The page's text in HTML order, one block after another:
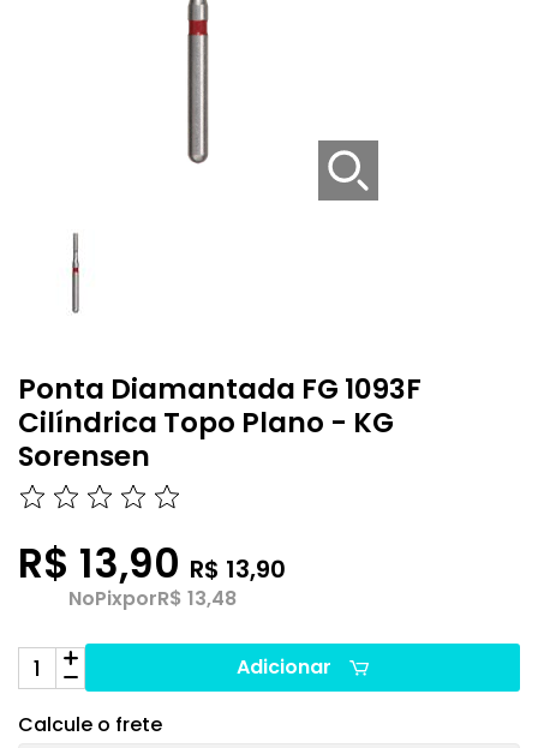
Ponta Diamantada FG 1093F
Cilíndrica Topo Plano - KG
Sorensen
R$ 13,90 R$ 13,90
NoPixporR$ 13,48
Adicionar
Calcule o frete